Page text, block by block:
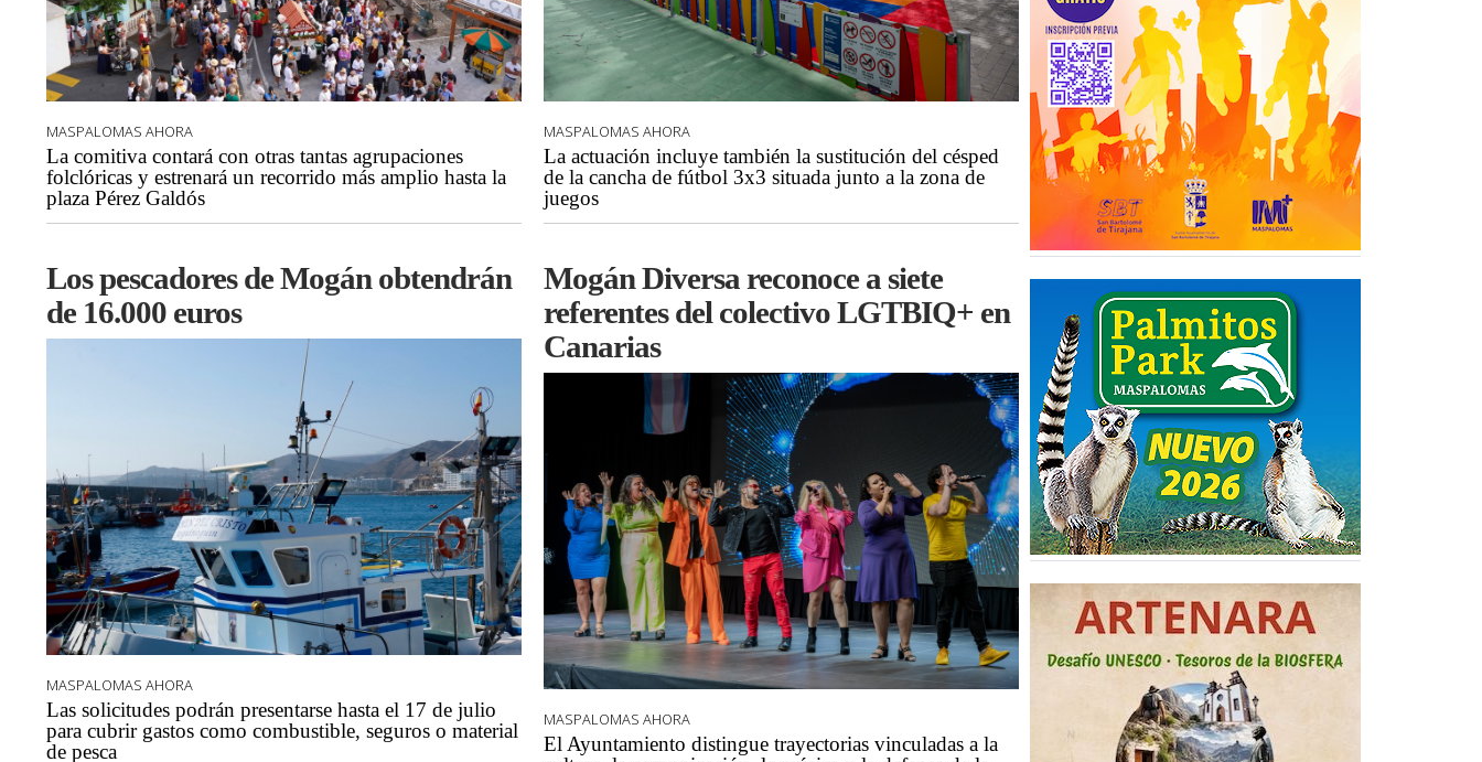
MASPALOMAS AHORA
La comitiva contará con otras tantas agrupaciones
folclóricas y estrenará un recorrido más amplio hasta la
plaza Pérez Galdós
Los pescadores de Mogán obtendrán
de 16.000 euros
MASPALOMAS AHORA
Las solicitudes podrán presentarse hasta el 17 de julio
para cubrir gastos como combustible, seguros o material
de pesca
MASPALOMAS AHORA
La actuación incluye también la sustitución del césped
de la cancha de fútbol 3x3 situada junto a la zona de
juegos
Mogán Diversa reconoce a siete
referentes del colectivo LGTBIQ+ en
Canarias
MASPALOMAS AHORA
El Ayuntamiento distingue trayectorias vinculadas a la